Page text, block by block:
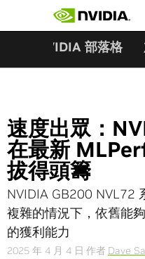
NVIDIA 部落格
速度出眾：
在最新
拔得頭籌
NVIDIA GB200 NVL72
複雜的情況下，依舊能
的獲利能力
2025 年 4 月 4 日 作者 Dave